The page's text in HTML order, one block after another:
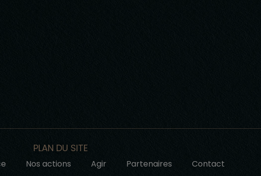
PLAN DU SITE
Nos actions Agir Partenaires Contact